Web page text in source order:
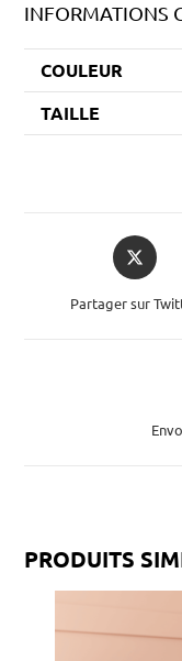
INFORMATIONS
COULEUR
TAILLE
Partager sur
PRODUITS